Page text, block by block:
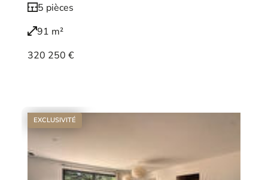
5 pièces
91 m²
320 250 €
EXCLUSIVITÉ